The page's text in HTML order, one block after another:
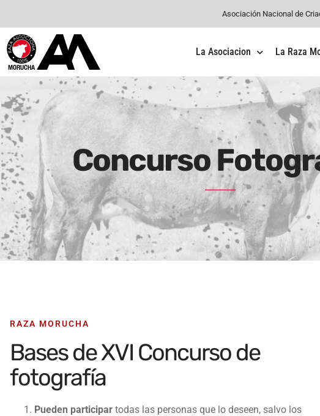
Asociación Nacional de
La Asociacion La Raza
Concurso
RAZA MORUCHA
Bases de XVI Concurso de
fotografía
Pueden participar todas las personas que lo deseen, salvo los